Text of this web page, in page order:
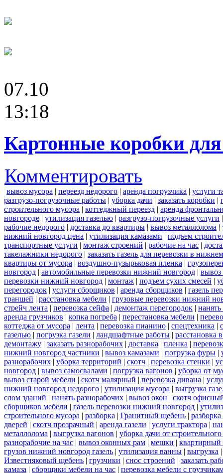
07.10
13:18
Картонные коробки для
Комментировать
вывоз мусора | переезд недорого | аренда погрузчика | услуги
разгрузо-погрузочные работы | уборка дачи | заказать коробки |
строительного мусора | коттеджный переезд | аренда
новгороде | утилизация газелью | разгрузо-погрузочные услуги
рабочие недорого | доставка до квартиры | вывоз металлолома |
нижний новгород цена | утилизация камазами | подъем
транспортные услуги | монтаж строений | рабочие на час |
такелажники недорого | заказать газель для перевозки в
квартиры от мусора | воздушно-пузырьковая пленка |
новгород | автомобильные перевозки нижний новгород | вывоз
перевозки нижний новгород | монтаж | подъем сухих смесей |
перегородок | услуги сборщиков | аренда сборщиков | газель
траншей | расстановка мебели | грузовые перевозки нижний
стрейч лента | перевозка сейфа | демонтаж перегородок |
аренда грузчиков | копка погреба | перестановка мебели |
коттеджа от мусора | лента | перевозка пианино | спецтехника |
газелью | погрузка газели | ландшафтные работы | расстановка
демонтажу | заказать разнорабочих | доставка | пленка |
нижний новгород частники | вывоз камазами | погрузка фуры |
разнорабочих | уборка территорий | скотч | перевозка стенки |
новгород | вывоз самосвалами | погрузка вагонов | уборка от
вывоз старой мебели | скотч малярный | перевозка дивана |
нижний новгород недорого | утилизация мусора | выгрузка
слом зданий | нанять разнорабочих | вывоз окон | скотч
сборщиков мебели | газель перевозки нижний новгород |
строительного мусора | разборка | Гранитный щебень |
дверей | скотч прозрачный | аренда газели | услуги трактора |
металлолома | выгрузка вагонов | уборка дачи от
разнорабочие на час | вывоз оконных рам | мешки | квартирный
грузов нижний новгород газель | утилизация ванны | выгрузка
Известняковый щебень | грузчики | снос строений | заказать
камаза | сборщики мебели на час | перевозка мебели с